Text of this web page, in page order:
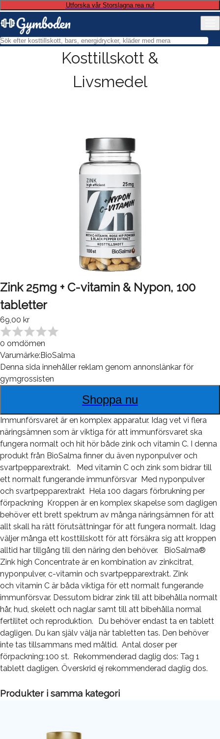
Utforska vår Storslagna rea nu!
Kosttillskott &
Livsmedel
Zink 25mg + C-vitamin & Nypon, 100
tabletter
69,00 kr
0 omdömen
Varumärke:BioSalma
Denna sida innehåller reklam genom annonslänkar för
gymgrossisten
Shoppa nu
Immunförsvaret är en komplex apparatur. Idag vet vi flera
näringsämnen som är viktiga för att immunförsvaret ska
fungera normalt och hit hör både zink och vitamin C. I denna
produkt från BioSalma finner du även nyponpulver och
svartpepparextrakt. Med vitamin C och zink som bidrar till
ett normalt fungerande immunförsvar Med nyponpulver
och svartpepparextrakt Hela 100 dagars förbrukning per
förpackning Kroppen är en komplex skapelse som dagligen
behöver ett brett spektrum av många näringsämnen för att
allt skall ha rätt förutsättningar för att fungera normalt. Idag
väljer många ett kosttillskott för att försäkra sig att kroppen
alltid har tillgång till den näring den behöver. BioSalma®
Zink high Concentrate är en kombination av zinkcitrat,
nyponpulver, c-vitamin och svartpepparextrakt. Zink
och vitamin C är båda viktiga för ett normalt fungerande
immunförsvar. Dessutom bidrar zink till att bibehålla normalt
hår, hud, skelett och naglar samt till att bibehålla normal
fertilitet och reproduktion. Du behöver endast ta en tablett
dagligen. Du kan själv välja när tabletten tas. Den behöver
inte tas tillsammans med måltid. Antal doser per
förpackning: 100 st. Rekommenderad daglig dos: Tag 1
tablett dagligen. Överskrid ej rekommenderad daglig dos.
Produkter i samma kategori